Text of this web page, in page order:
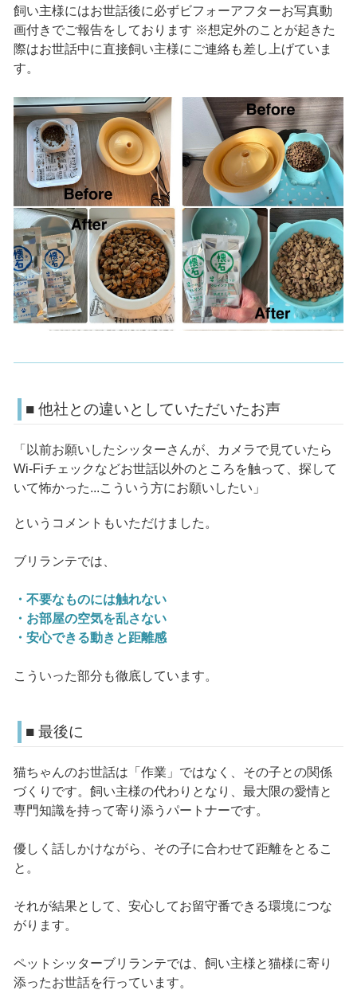
飼い主様にはお世話後に必ずビフォーアフターお写真動
画付きでご報告をしております ※想定外のことが起きた
際はお世話中に直接飼い主様にご連絡も差し上げていま
す。
■ 他社との違いとしていただいたお声
「以前お願いしたシッターさんが、カメラで見ていたら
Wi-Fiチェックなどお世話以外のところを触って、探して
いて怖かった...こういう方にお願いしたい」
というコメントもいただけました。
ブリランテでは、
・不要なものには触れない
・お部屋の空気を乱さない
・安心できる動きと距離感
こういった部分も徹底しています。
■ 最後に
猫ちゃんのお世話は「作業」ではなく、その子との関係
づくりです。飼い主様の代わりとなり、最大限の愛情と
専門知識を持って寄り添うパートナーです。
優しく話しかけながら、その子に合わせて距離をとるこ
と。
それが結果として、安心してお留守番できる環境につな
がります。
ペットシッターブリランテでは、飼い主様と猫様に寄り
添ったお世話を行っています。